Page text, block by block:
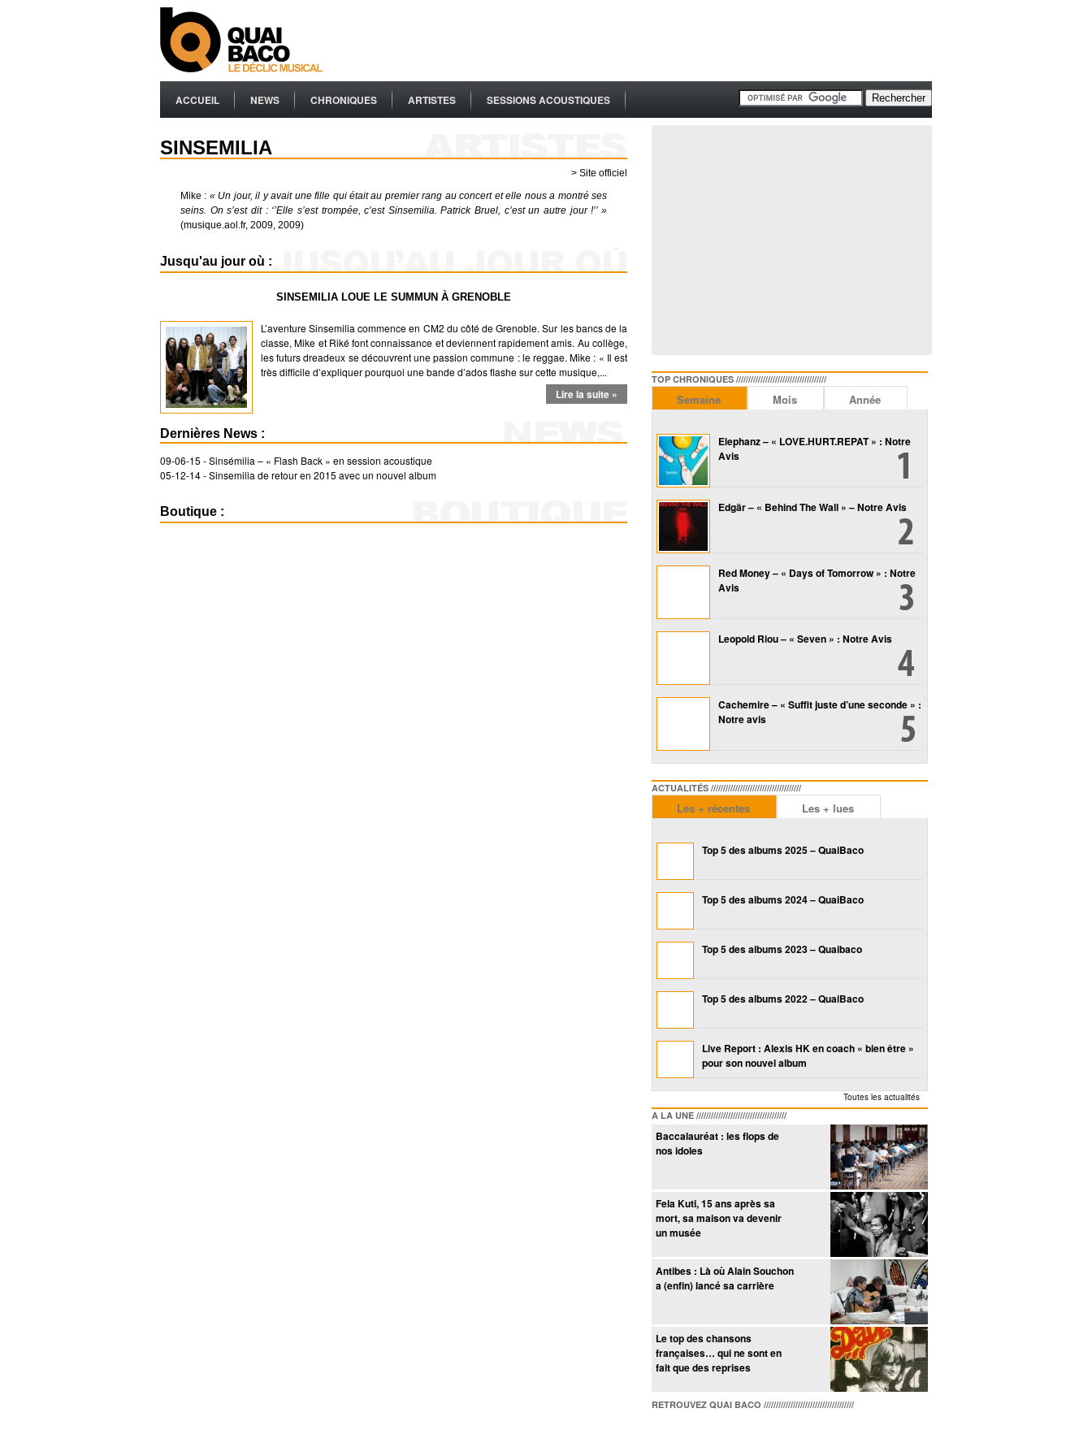
ACCUEIL NEWS CHRONIQUES ARTISTES SESSIONS ACOUSTIQUES
SINSEMILIA
> Site officiel
Mike : « Un jour, il y avait une fille qui était au premier rang au concert et elle nous a montré ses
seins. On s’est dit : ‘’Elle s’est trompée, c’est Sinsemilia. Patrick Bruel, c’est un autre jour !’’ »
(musique.aol.fr, 2009, 2009)
Jusqu'au jour où :
SINSEMILIA LOUE LE SUMMUN À GRENOBLE
L’aventure Sinsemilia commence en CM2 du côté de Grenoble. Sur les bancs de la
classe, Mike et Riké font connaissance et deviennent rapidement amis. Au collège,
les futurs dreadeux se découvrent une passion commune : le reggae. Mike : « Il est
très difficile d’expliquer pourquoi une bande d’ados flashe sur cette musique,...
Lire la suite »
Dernières News :
09-06-15 -Sinsémilia – « Flash Back » en session acoustique
05-12-14 -Sinsemilia de retour en 2015 avec un nouvel album
Boutique :
TOP CHRONIQUES /////////////////////////////////////
Semaine Mois Année
Elephanz – « LOVE.HURT.REPAT » : Notre
Avis
Edgär – « Behind The Wall » – Notre Avis
Red Money – « Days of Tomorrow » : Notre
Avis
Leopold Riou – « Seven » : Notre Avis
Cachemire – « Suffit juste d’une seconde » :
Notre avis
ACTUALITÉS /////////////////////////////////////
Les + récentes Les + lues
Top 5 des albums 2025 – QuaiBaco
Top 5 des albums 2024 – QuaiBaco
Top 5 des albums 2023 – Quaibaco
Top 5 des albums 2022 – QuaiBaco
Live Report : Alexis HK en coach « bien être »
pour son nouvel album
Toutes les actualités
A LA UNE /////////////////////////////////////
Baccalauréat : les flops de
nos idoles
Fela Kuti, 15 ans après sa
mort, sa maison va devenir
un musée
Antibes : Là où Alain Souchon
a (enfin) lancé sa carrière
Le top des chansons
françaises… qui ne sont en
fait que des reprises
RETROUVEZ QUAI BACO /////////////////////////////////////